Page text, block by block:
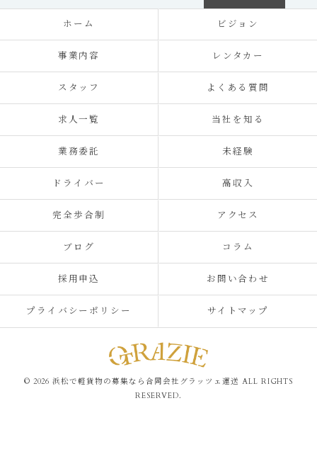
ホーム ビジョン
事業内容 レンタカー
スタッフ よくある質問
求人一覧 当社を知る
業務委託 未経験
ドライバー 高収入
完全歩合制 アクセス
ブログ コラム
採用申込 お問い合わせ
プライバシーポリシー サイトマップ
© 2026 浜松で軽貨物の募集なら合同会社グラッツェ運送 ALL RIGHTS
RESERVED.